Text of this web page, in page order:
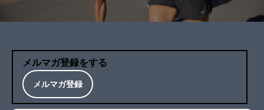
メルマガ登録をする
メルマガ登録